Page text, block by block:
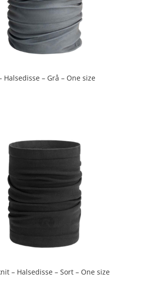
Halsedisse – Grå – One size
– Halsedisse – Sort – One size